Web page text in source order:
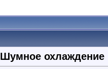
Шумное охлаждение